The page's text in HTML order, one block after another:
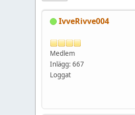
IvveRivve004
Medlem
Inlägg: 667
Loggat